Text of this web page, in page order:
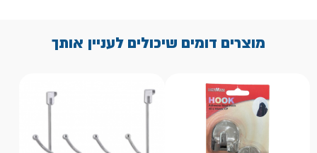
מוצרים דומים שיכולים לעניין אותך